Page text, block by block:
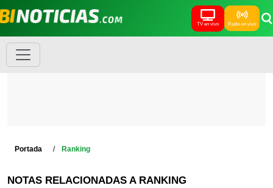
TV en vivo Radio en vivo
Portada Ranking
NOTAS RELACIONADAS A RANKING